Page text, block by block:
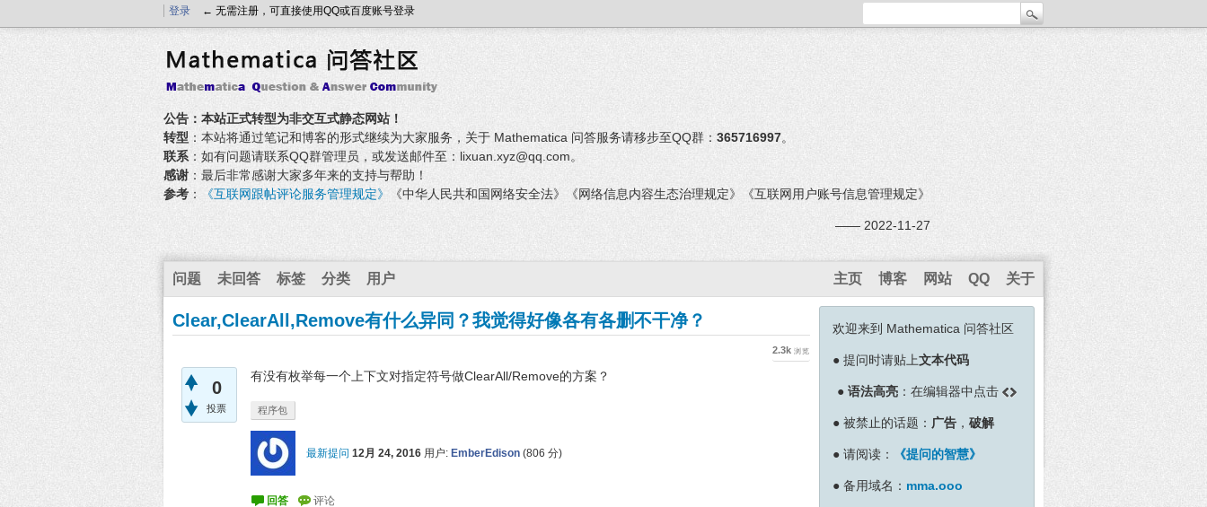
登录 ← 无需注册，可直接使用QQ或百度账号登录
公告：本站正式转型为非交互式静态网站！
转型 ：本站将通过笔记和博客的形式继续为大家服务，关于 Mathematica 问答服务请移步至QQ群： 365716997。
联系 ：如有问题请联系QQ群管理员，或发送邮件至：lixuan.xyz@qq.com。
感谢 ：最后非常感谢大家多年来的支持与帮助！
参考 ： 《互联网跟帖评论服务管理规定》 《中华人民共和国网络安全法》《网络信息内容生态治理规定》《互联网用户账号信息管理规定》
—— 2022-11-27
问题 未回答 标签 分类 用户 关于
QQ
网站
博客
主页
欢迎来到 Mathematica 问答社区
● 提问时请贴上文本代码
● 语法高亮 ：在编辑器中点击
● 被禁止的话题： 广告 ， 破解
● 请阅读： 《提问的智慧》
● 备用域名： mma.ooo
Clear,ClearAll,Remove有什么异同？我觉得好像各有各删不干净？
0
投票
2.3k 浏览
有没有枚举每一个上下文对指定符号做ClearAll/Remove的方案？
程序包
最新提问 12月 24, 2016 用户: EmberEdison (806 分)